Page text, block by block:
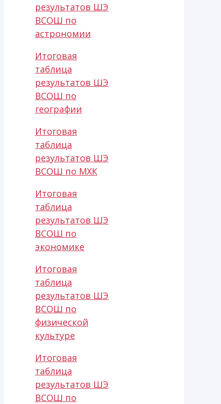
результатов ШЭ
ВСОШ по
астрономии
Итоговая
таблица
результатов ШЭ
ВСОШ по
географии
Итоговая
таблица
результатов ШЭ
ВСОШ по МХК
Итоговая
таблица
результатов ШЭ
ВСОШ по
экономике
Итоговая
таблица
результатов ШЭ
ВСОШ по
физической
культуре
Итоговая
таблица
результатов ШЭ
ВСОШ по